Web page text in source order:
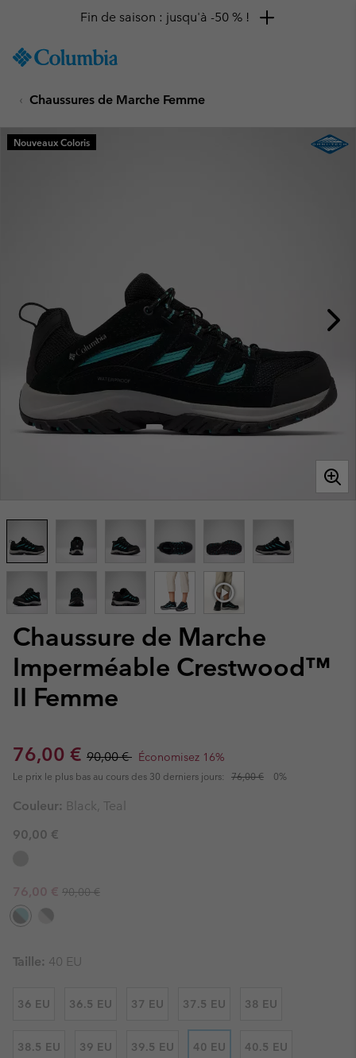
TO
SKIP
MAIN
NAV
Fin de saison : jusqu'à -50 % !
Chaussures de Marche Femme
Chaussure de Marche
Imperméable Crestwood™
II Femme
Sale price:
76,00 € Regular price:
90,00 € Économisez 16%
Le prix le plus bas au cours des 30 derniers jours: 76,00 € 0%
Nouveaux Coloris
Couleur: Black, Teal
90,00 €
Sale price:
76,00 € Regular price:
90,00 €
Taille: 40 EU
36 EU 36.5 EU 37 EU 37.5 EU 38 EU
38.5 EU 39 EU 39.5 EU 40 EU 40.5 EU